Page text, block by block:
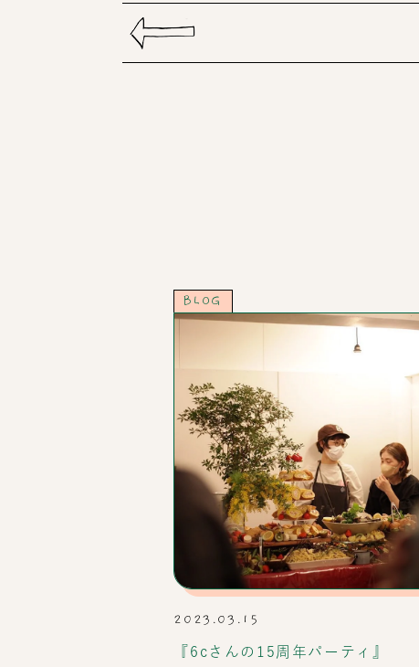
BLOG
2023.03.15
『6cさんの15周年パーティ』